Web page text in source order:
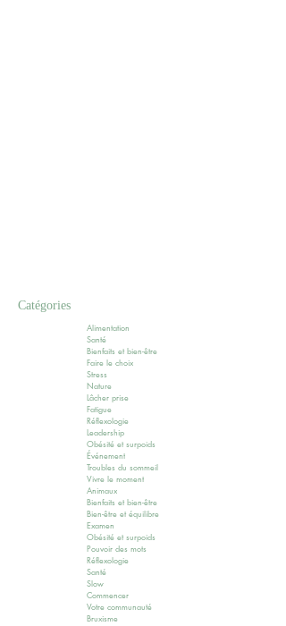
Catégories
Alimentation
Santé
Bienfaits et bien-être
Faire le choix
Stress
Nature
Lâcher prise
Fatigue
Réflexologie
Leadership
Obésité et surpoids
Événement
Troubles du sommeil
Vivre le moment
Animaux
Bienfaits et bien-être
Bien-être et équilibre
Examen
Obésité et surpoids
Pouvoir des mots
Réflexologie
Santé
Slow
Commencer
Votre communauté
Bruxisme